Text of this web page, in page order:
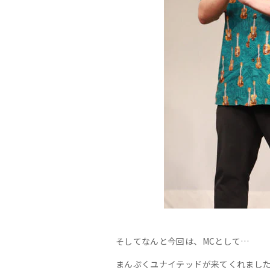
そしてなんと今回は、MCとして…
まんぷくユナイテッドが来てくれまし